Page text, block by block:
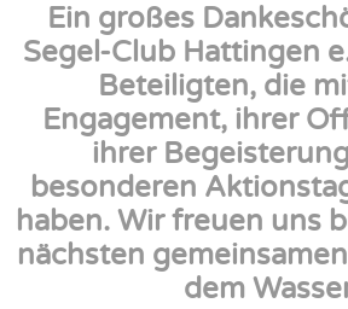
Ein großes
Segel-Club Hattingen
Beteiligten, die
Engagement, ihrer
ihrer
besonderen
haben. Wir freuen uns
nächsten
dem